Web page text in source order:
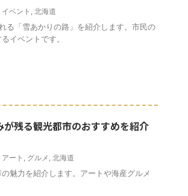
イベント , 北海道
る「雪あかりの路」を紹介します。市民の
イベントです。
残る観光都市のおすすめを紹介
アート , グルメ , 北海道
魅力を紹介します。アートや海産グルメ